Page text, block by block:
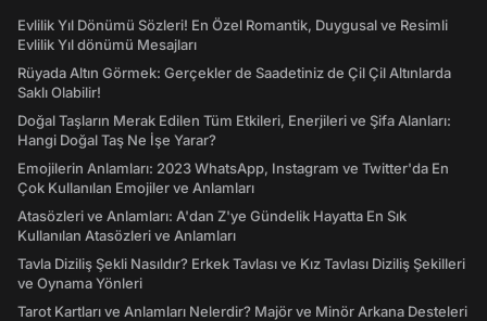
Evlilik Yıl Dönümü Sözleri! En Özel Romantik, Duygusal ve Resimli
Evlilik Yıl dönümü Mesajları
Rüyada Altın Görmek: Gerçekler de Saadetiniz de Çil Çil Altınlarda
Saklı Olabilir!
Doğal Taşların Merak Edilen Tüm Etkileri, Enerjileri ve Şifa Alanları:
Hangi Doğal Taş Ne İşe Yarar?
Emojilerin Anlamları: 2023 WhatsApp, Instagram ve Twitter'da En
Çok Kullanılan Emojiler ve Anlamları
Atasözleri ve Anlamları: A'dan Z'ye Gündelik Hayatta En Sık
Kullanılan Atasözleri ve Anlamları
Tavla Diziliş Şekli Nasıldır? Erkek Tavlası ve Kız Tavlası Diziliş Şekilleri
ve Oynama Yönleri
Tarot Kartları ve Anlamları Nelerdir? Majör ve Minör Arkana Desteleri